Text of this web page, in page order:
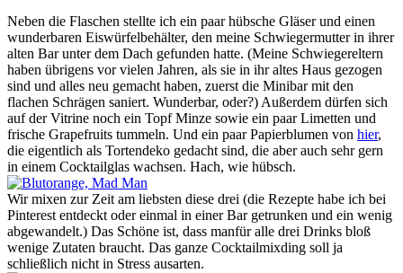
Neben die Flaschen stellte ich ein paar hübsche Gläser und einen
wunderbaren Eiswürfelbehälter, den meine Schwiegermutter in ihrer
alten Bar unter dem Dach gefunden hatte. (Meine Schwiegereltern
haben übrigens vor vielen Jahren, als sie in ihr altes Haus gezogen
sind und alles neu gemacht haben, zuerst die Minibar mit den
flachen Schrägen saniert. Wunderbar, oder?) Außerdem dürfen sich
auf der Vitrine noch ein Topf Minze sowie ein paar Limetten und
frische Grapefruits tummeln. Und ein paar Papierblumen von hier,
die eigentlich als Tortendeko gedacht sind, die aber auch sehr gern
in einem Cocktailglas wachsen. Hach, wie hübsch.
Wir mixen zur Zeit am liebsten diese drei (die Rezepte habe ich bei
Pinterest entdeckt oder einmal in einer Bar getrunken und ein wenig
abgewandelt.) Das Schöne ist, dass manfür alle drei Drinks bloß
wenige Zutaten braucht. Das ganze Cocktailmixding soll ja
schließlich nicht in Stress ausarten.